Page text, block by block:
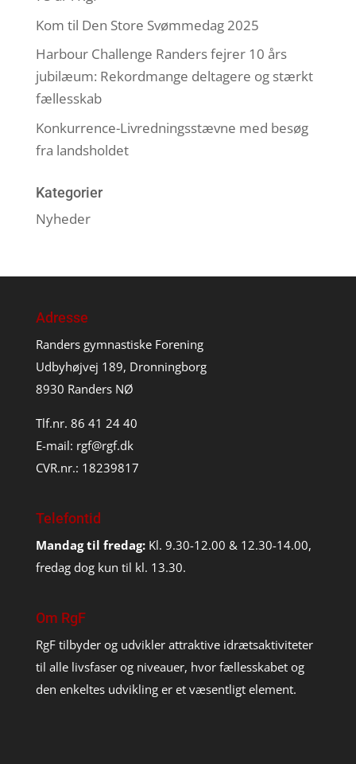
Kom til Den Store Svømmedag 2025
Harbour Challenge Randers fejrer 10 års
jubilæum: Rekordmange deltagere og stærkt
fællesskab
Konkurrence-Livredningsstævne med besøg
fra landsholdet
Kategorier
Nyheder
Adresse
Randers gymnastiske Forening
Udbyhøjvej 189, Dronningborg
8930 Randers NØ
Tlf.nr. 86 41 24 40
E-mail: rgf@rgf.dk
CVR.nr.: 18239817
Telefontid
Mandag til fredag: Kl. 9.30-12.00 & 12.30-14.00,
fredag dog kun til kl. 13.30.
Om RgF
RgF tilbyder og udvikler attraktive idrætsaktiviteter
til alle livsfaser og niveauer, hvor fællesskabet og
den enkeltes udvikling er et væsentligt element.